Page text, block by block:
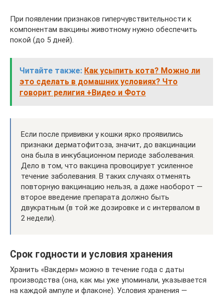
При появлении признаков гиперчувствительности к
компонентам вакцины животному нужно обеспечить
покой (до 5 дней).
Читайте также: Как усыпить кота? Можно ли
это сделать в домашних условиях? Что
говорит религия +Видео и Фото
Если после прививки у кошки ярко проявились
признаки дерматофитоза, значит, до вакцинации
она была в инкубационном периоде заболевания.
Дело в том, что вакцина провоцирует усиленное
течение заболевания. В таких случаях отменять
повторную вакцинацию нельзя, а даже наоборот —
второе введение препарата должно быть
двукратным (в той же дозировке и с интервалом в
2 недели).
Срок годности и условия хранения
Хранить «Вакдерм» можно в течение года с даты
производства (она, как мы уже упоминали, указывается
на каждой ампуле и флаконе). Условия хранения —